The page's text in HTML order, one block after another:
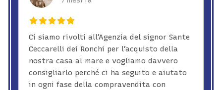
Ci siamo rivolti all’Agenzia del signor Sante
Ceccarelli dei Ronchi per l’acquisto della
nostra casa al mare e vogliamo davvero
consigliarlo perché ci ha seguito e aiutato
in ogni fase della compravendita con